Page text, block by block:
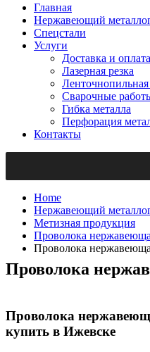
Главная
Нержавеющий
Спецстали
Услуги
Доставка и оплата
Лазерная резка
Ленточнопильная
Сварочные
Гибка металла
Перфорация
Контакты
Home
Нержавеющий
Метизная продукция
Проволока
Проволока
Проволока
Проволока
купить в Ижевске